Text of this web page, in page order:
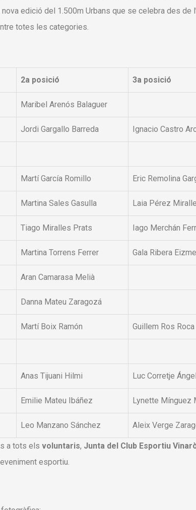
edició del 1.500m Urbans que se celebra des de
totes les categories.
2a posició 3a posició
Maribel Arenós Balaguer
Jordi Gargallo Barreda Ignacio Castro
Martí García Romillo Eric Remolina
Martina Sales Gasulla Laia Pérez
Tiago Miralles Prats Iago Merchán
Martina Torrens Ferrer Gala Ribera
Aran Camarasa Melià
Danna Mateu Zaragozá
Martí Boix Ramón Guillem Ros Roca
Anas Tijuani Hilmi Luc Corretje Ángel
Emilie Mateu Ibáñez Lynette Mínguez
Leo Manzano Sánchez Aleix Verge
a tots els voluntaris, Junta del Club Esportiu
esportiu.